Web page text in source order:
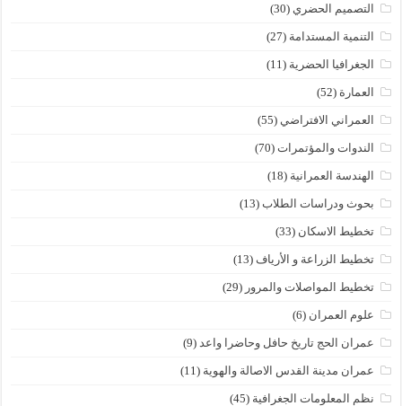
التصميم الحضري (30)
التنمية المستدامة (27)
الجغرافيا الحضرية (11)
العمارة (52)
العمراني الافتراضي (55)
الندوات والمؤتمرات (70)
الهندسة العمرانية (18)
بحوث ودراسات الطلاب (13)
تخطيط الاسكان (33)
تخطيط الزراعة و الأرياف (13)
تخطيط المواصلات والمرور (29)
علوم العمران (6)
عمران الحج تاريخ حافل وحاضرا واعد (9)
عمران مدينة القدس الاصالة والهوية (11)
نظم المعلومات الجغرافية (45)